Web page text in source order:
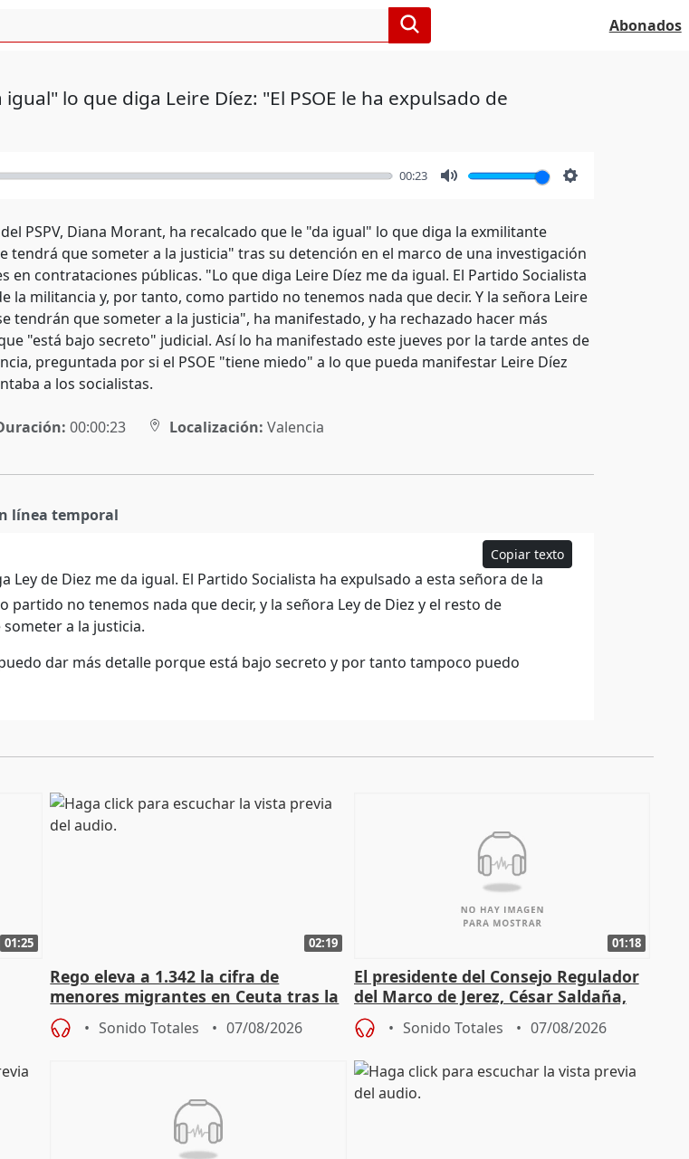
Abonados
lo que diga Leire Díez: "El PSOE le ha expulsado de
00:23
PSPV, Diana Morant, ha recalcado que le "da igual" lo que diga la exmilitante
tendrá que someter a la justicia" tras su detención en el marco de una investigación
contrataciones públicas. "Lo que diga Leire Díez me da igual. El Partido Socialista
la militancia y, por tanto, como partido no tenemos nada que decir. Y la señora Leire
tendrán que someter a la justicia", ha manifestado, y ha rechazado hacer más
"está bajo secreto" judicial. Así lo ha manifestado este jueves por la tarde antes de
preguntada por si el PSOE "tiene miedo" a lo que pueda manifestar Leire Díez
a los socialistas.
00:00:23 Localización: Valencia
línea temporal
Copiar texto
Ley de Diez me da igual. El Partido Socialista ha expulsado a esta señora de la
partido no tenemos nada que decir, y la señora Ley de Diez y el resto de
a la justicia.
dar más detalle porque está bajo secreto y por tanto tampoco puedo
01:25 02:19
Rego eleva a 1.342 la cifra de
menores migrantes en Ceuta tras la
entrada masiva
Sonido Totales 07/08/2026
01:18
El presidente del Consejo Regulador
del Marco de Jerez, César Saldaña,
sobre exportaciones
Sonido Totales 07/08/2026